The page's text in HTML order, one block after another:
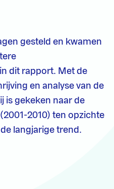
gesteld en kwamen
dit rapport. Met de
en analyse van de
is gekeken naar de
2010) ten opzichte
langjarige trend.